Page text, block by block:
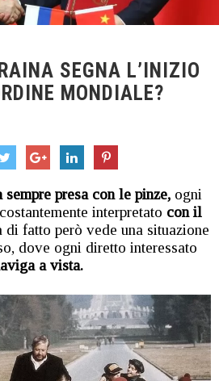
SEGNA L’INIZIO
MONDIALE?
presa con le pinze,ogni
interpretato con il
di fatto però vede una situazione
dove ogni diretto interessato
a vista.